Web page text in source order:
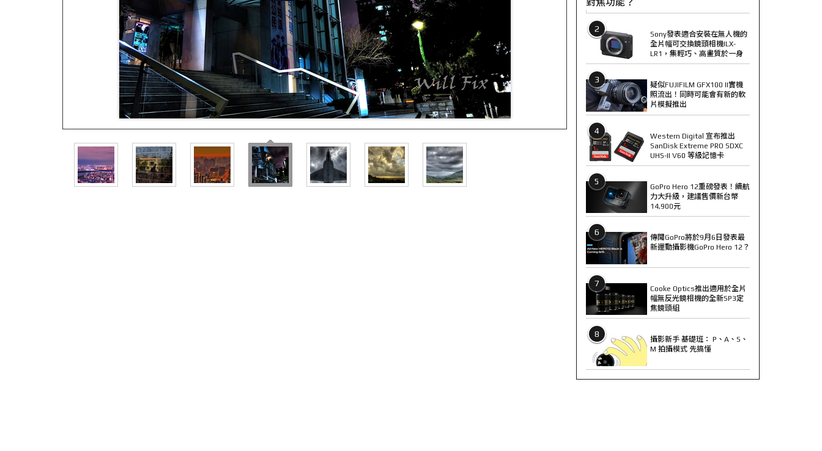
2
Sony發表適合安裝在無人機的
全片幅可交換鏡頭相機ILX-
LR1，集輕巧、高畫質於一身
3
疑似FUJIFILM GFX100 II實機
照流出！同時可能會有新的軟
片模擬推出
4
Western Digital 宣布推出
SanDisk Extreme PRO SDXC
UHS-II V60 等級記憶卡
5
GoPro Hero 12重磅發表！續航
力大升級，建議售價新台幣
14,900元
6
傳聞GoPro將於9月6日發表最
新運動攝影機GoPro Hero 12？
7
Cooke Optics推出適用於全片
幅無反光鏡相機的全新SP3定
焦鏡頭組
8
攝影新手 基礎班： P、A、S、
M 拍攝模式 先搞懂